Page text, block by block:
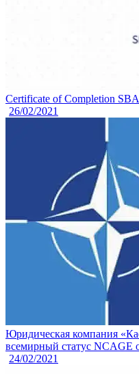
Certificate of Completion SBA
26/02/2021
Юридическая компания
всемирный статус
24/02/2021